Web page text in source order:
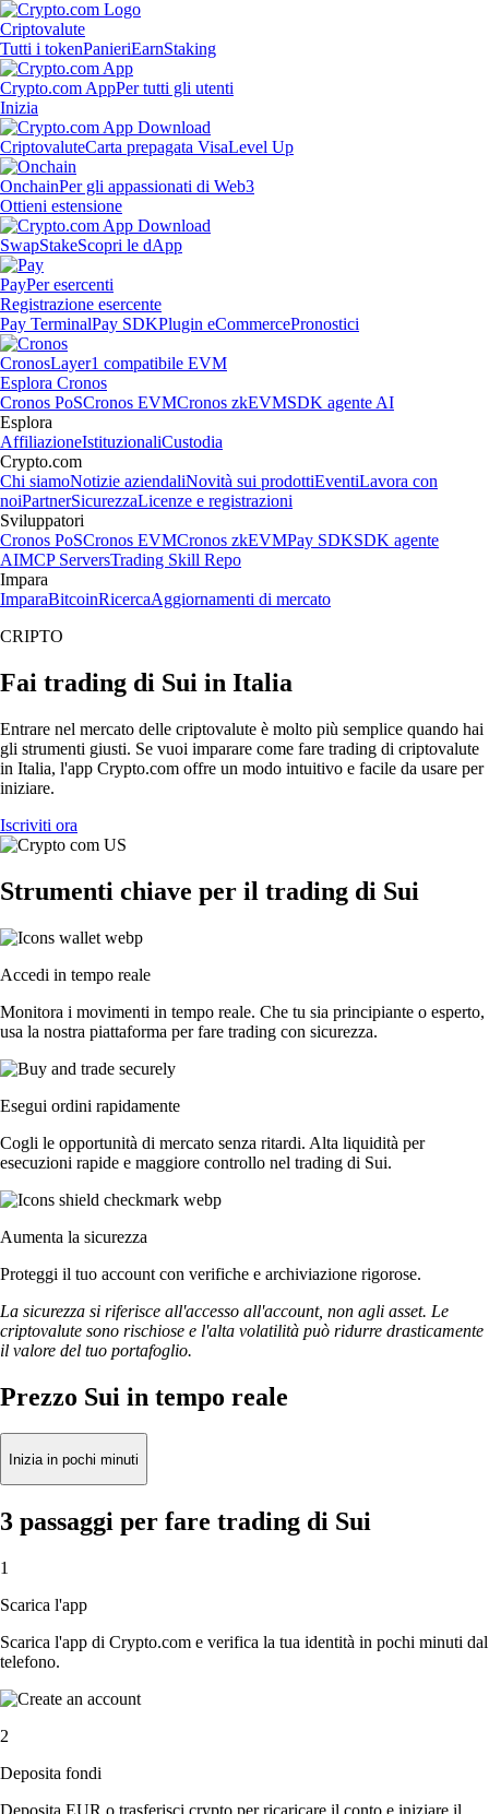
Criptovalute
Tutti i tokenPanieriEarnStaking
Crypto.com AppPer tutti gli utenti
Inizia
CriptovaluteCarta prepagata VisaLevel Up
OnchainPer gli appassionati di Web3
Ottieni estensione
SwapStakeScopri le dApp
PayPer esercenti
Registrazione esercente
Pay TerminalPay SDKPlugin eCommercePronostici
CronosLayer1 compatibile EVM
Esplora Cronos
Cronos PoSCronos EVMCronos zkEVMSDK agente AI
Esplora
AffiliazioneIstituzionaliCustodia
Crypto.com
Chi siamoNotizie aziendaliNovità sui prodottiEventiLavora con
noiPartnerSicurezzaLicenze e registrazioni
Sviluppatori
Cronos PoSCronos EVMCronos zkEVMPay SDKSDK agente
AIMCP ServersTrading Skill Repo
Impara
ImparaBitcoinRicercaAggiornamenti di mercato
CRIPTO
Fai trading di Sui in Italia
Entrare nel mercato delle criptovalute è molto più semplice quando hai
gli strumenti giusti. Se vuoi imparare come fare trading di criptovalute
in Italia, l'app Crypto.com offre un modo intuitivo e facile da usare per
iniziare.
Iscriviti ora
Strumenti chiave per il trading di Sui
Accedi in tempo reale
Monitora i movimenti in tempo reale. Che tu sia principiante o esperto,
usa la nostra piattaforma per fare trading con sicurezza.
Esegui ordini rapidamente
Cogli le opportunità di mercato senza ritardi. Alta liquidità per
esecuzioni rapide e maggiore controllo nel trading di Sui.
Aumenta la sicurezza
Proteggi il tuo account con verifiche e archiviazione rigorose.
La sicurezza si riferisce all'accesso all'account, non agli asset. Le
criptovalute sono rischiose e l'alta volatilità può ridurre drasticamente
il valore del tuo portafoglio.
Prezzo Sui in tempo reale
Inizia in pochi minuti
3 passaggi per fare trading di Sui
1
Scarica l'app
Scarica l'app di Crypto.com e verifica la tua identità in pochi minuti dal
telefono.
2
Deposita fondi
Deposita EUR o trasferisci crypto per ricaricare il conto e iniziare il